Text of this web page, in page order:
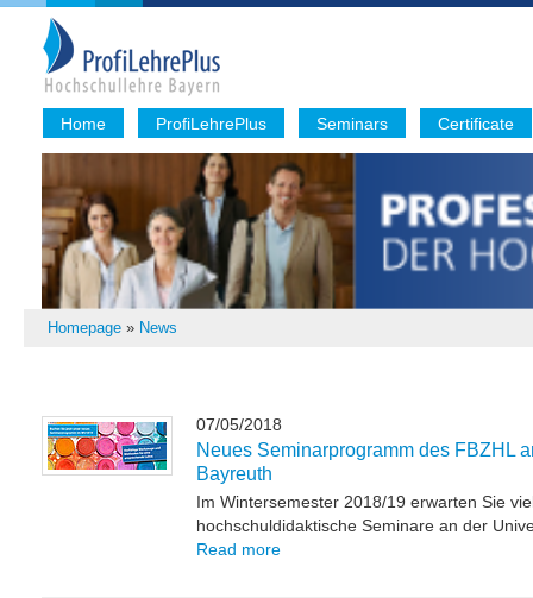
Home ProfiLehrePlus Seminars Certificate
Homepage » News
07/05/2018
Neues Seminarprogramm des FBZHL
Bayreuth
Im Wintersemester 2018/19 erwarten Sie
hochschuldidaktische Seminare an der
Read more